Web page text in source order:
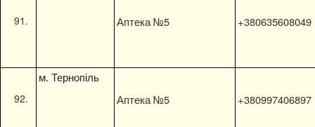
Аптека №5 +380635608049
м. Тернопіль
Аптека №5 +380997406897